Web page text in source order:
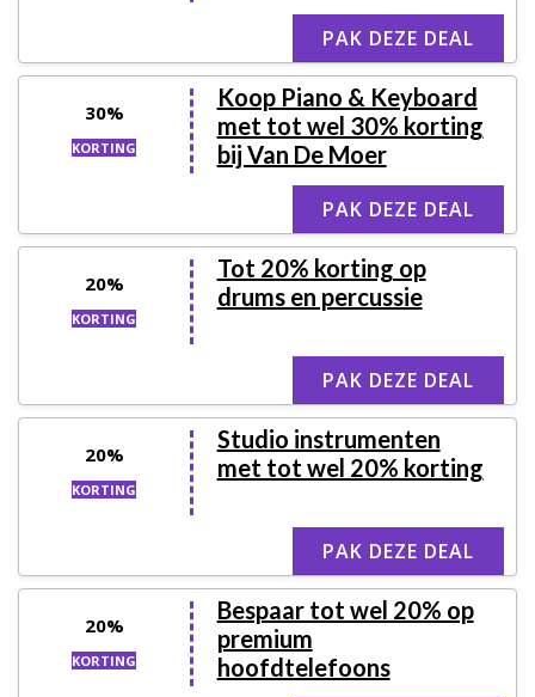
PAK DEZE DEAL
30%
KORTING
Koop Piano & Keyboard
met tot wel 30% korting
bij Van De Moer
PAK DEZE DEAL
20%
KORTING
Tot 20% korting op
drums en percussie
PAK DEZE DEAL
20%
KORTING
Studio instrumenten
met tot wel 20% korting
PAK DEZE DEAL
20%
KORTING
Bespaar tot wel 20% op
premium
hoofdtelefoons